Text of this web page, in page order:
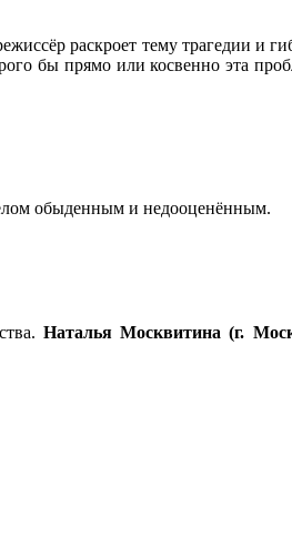
раскроет тему трагедии и
бы прямо или косвенно эта
обыденным и недооценённым.
Наталья Москвитина (г.